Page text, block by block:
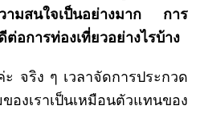
ามสนใจเป็นอย่างมาก การ
อการท่องเที่ยวอย่างไรบ้าง
ะ จริง ๆ เวลาจัดการประกวด
ราเป็นเหมือนตัวแทนของ